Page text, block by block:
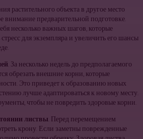
растительного объекта в другое место
внимание предварительной подготовке.
несколько важных шагов, которые
для экземпляра и увеличить его шансы
. За несколько недель до предполагаемого
обрезать внешние корни, которые
Это приведет к образованию новых
лучше адаптироваться к новому месту.
чтобы не повредить здоровые корни.
листвы . Перед перемещением
крону. Если заметны поврежденные